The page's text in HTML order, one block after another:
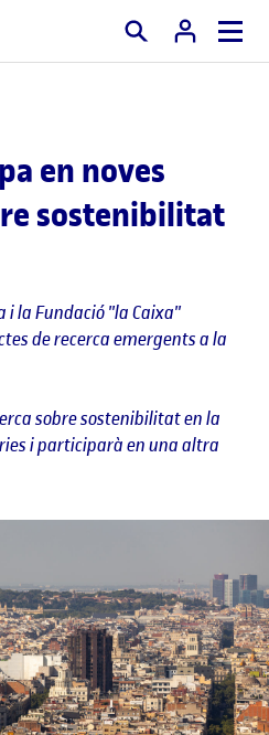
Cercar
en noves
sostenibilitat
la Fundació "la Caixa"
de recerca emergents a la
sobre sostenibilitat en la
i participarà en una altra